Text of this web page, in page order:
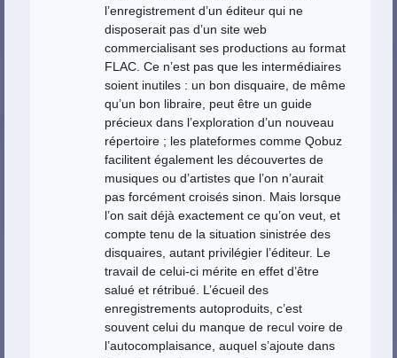
l’enregistrement d’un éditeur qui ne
disposerait pas d’un site web
commercialisant ses productions au format
FLAC. Ce n’est pas que les intermédiaires
soient inutiles : un bon disquaire, de même
qu’un bon libraire, peut être un guide
précieux dans l’exploration d’un nouveau
répertoire ; les plateformes comme Qobuz
facilitent également les découvertes de
musiques ou d’artistes que l’on n’aurait
pas forcément croisés sinon. Mais lorsque
l’on sait déjà exactement ce qu’on veut, et
compte tenu de la situation sinistrée des
disquaires, autant privilégier l’éditeur. Le
travail de celui-ci mérite en effet d’être
salué et rétribué. L’écueil des
enregistrements autoproduits, c’est
souvent celui du manque de recul voire de
l’autocomplaisance, auquel s’ajoute dans